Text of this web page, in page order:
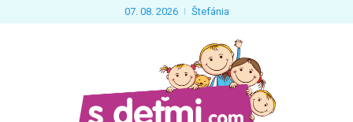
07. 08. 2026 Štefánia